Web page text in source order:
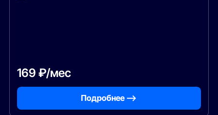
169 ₽/мес
Подробнее —>